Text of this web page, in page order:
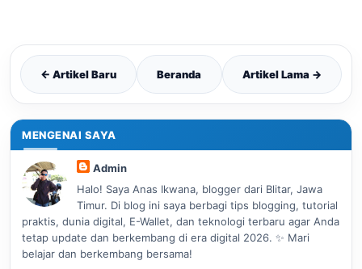
← Artikel Baru Beranda Artikel Lama →
MENGENAI SAYA
Admin
Halo! Saya Anas Ikwana, blogger dari Blitar, Jawa
Timur. Di blog ini saya berbagi tips blogging, tutorial
praktis, dunia digital, E-Wallet, dan teknologi terbaru agar Anda
tetap update dan berkembang di era digital 2026. ✨ Mari
belajar dan berkembang bersama!